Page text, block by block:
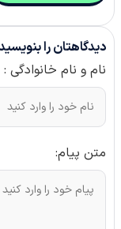
دیدگاهتان را
نام و نام خانوادگی :
متن پیام: